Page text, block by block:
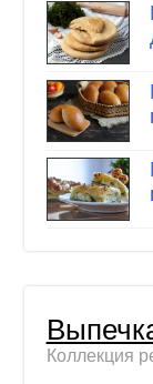
Коллекция